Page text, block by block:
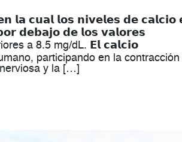
𝗹𝗮 𝗰𝘂𝗮𝗹 𝗹𝗼𝘀 𝗻𝗶𝘃𝗲𝗹𝗲𝘀 𝗱𝗲 𝗰𝗮𝗹𝗰𝗶𝗼
𝗱𝗲𝗯𝗮𝗷𝗼 𝗱𝗲 𝗹𝗼𝘀 𝘃𝗮𝗹𝗼𝗿𝗲𝘀
a 8.5 mg/dL. 𝗘𝗹 𝗰𝗮𝗹𝗰𝗶𝗼
participando en la contracción
y la […]